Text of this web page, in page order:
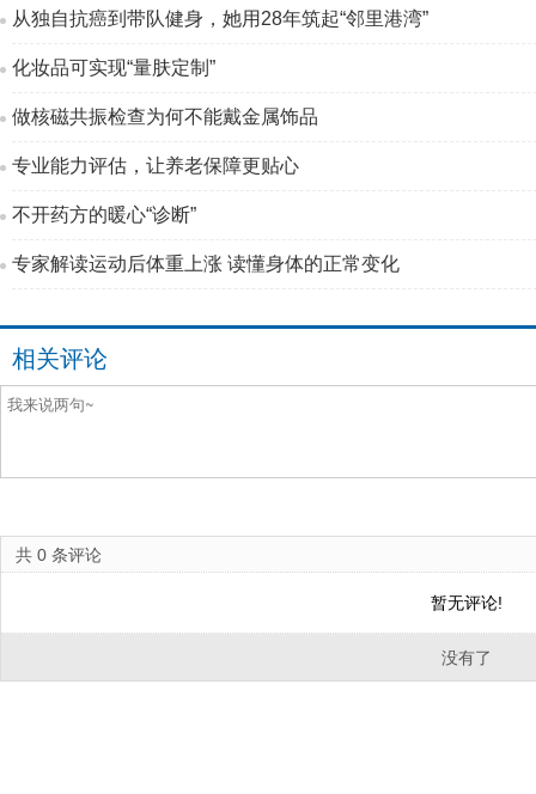
从独自抗癌到带队健身，她用28年筑起“邻里港湾”
化妆品可实现“量肤定制”
做核磁共振检查为何不能戴金属饰品
专业能力评估，让养老保障更贴心
不开药方的暖心“诊断”
专家解读运动后体重上涨 读懂身体的正常变化
相关评论
共 0 条评论
暂无评论!
没有了